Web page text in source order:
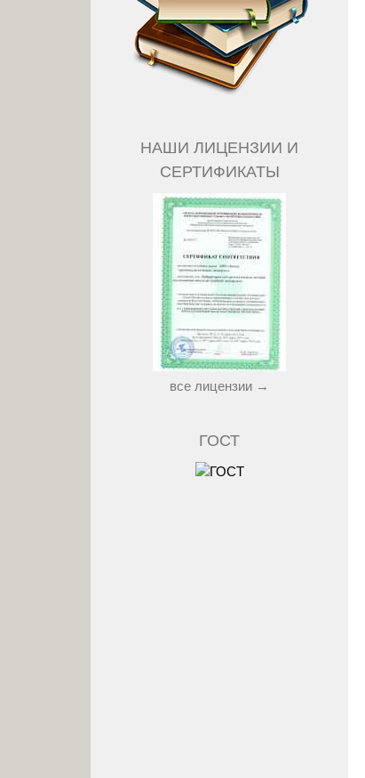
НАШИ ЛИЦЕНЗИИ И
СЕРТИФИКАТЫ
все лицензии →
ГОСТ